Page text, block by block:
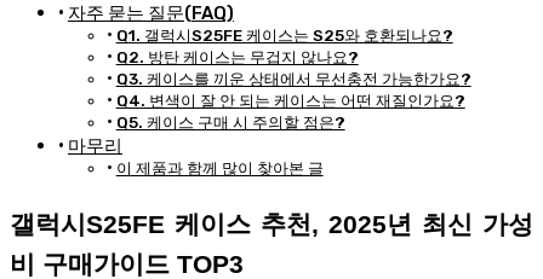
자주 묻는 질문(FAQ)
Q1. 갤럭시S25FE 케이스는 S25와 호환되나요?
Q2. 방탄 케이스는 무겁지 않나요?
Q3. 케이스를 끼운 상태에서 무선충전 가능한가요?
Q4. 변색이 잘 안 되는 케이스는 어떤 재질인가요?
Q5. 케이스 구매 시 주의할 점은?
마무리
이 제품과 함께 많이 찾아본 글
갤럭시S25FE 케이스 추천, 2025년 최신 가성
비 구매가이드 TOP3